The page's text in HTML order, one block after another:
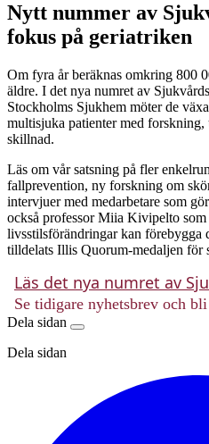
Nytt nummer av
fokus på geriatriken
Om fyra år beräknas omkring 800
äldre. I det nya numret av
Stockholms Sjukhem möter de
multisjuka patienter med
skillnad.
Läs om vår satsning på fler
fallprevention, ny forskning om
intervjuer med medarbetare som
också professor Miia Kivipelto som
livsstilsförändringar kan förebygga
tilldelats Illis Quorum-medaljen för
Läs det nya numret av
Se tidigare nyhetsbrev och
Dela sidan
Dela sidan